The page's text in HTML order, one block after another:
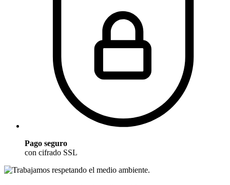
Pago seguro
con cifrado SSL